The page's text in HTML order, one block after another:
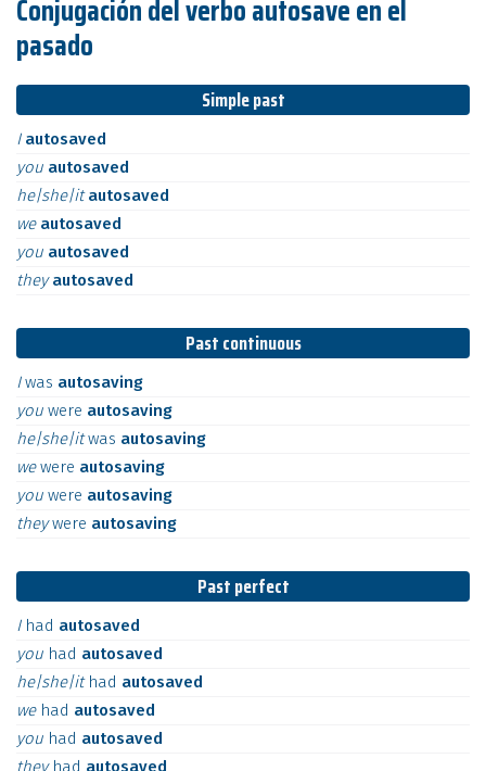
Conjugación del verbo autosave en el
pasado
Simple past
I autosaved
you autosaved
he|she|itautosaved
we autosaved
you autosaved
theyautosaved
Past continuous
Iwas autosaving
you were autosaving
he|she|itwas autosaving
wewere autosaving
you were autosaving
theywere autosaving
Past perfect
I had autosaved
you had autosaved
he|she|it had autosaved
we had autosaved
you had autosaved
they had autosaved